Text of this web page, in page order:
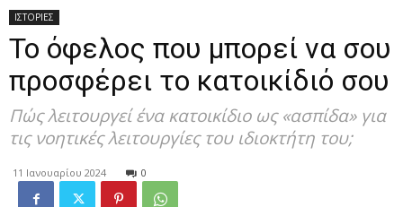
ΙΣΤΟΡΙΕΣ
Το όφελος που μπορεί να σου
προσφέρει το κατοικίδιό σου
Πώς λειτουργεί ένα κατοικίδιο ως «ασπίδα» για
τις νοητικές λειτουργίες του ιδιοκτήτη του;
11 Ιανουαρίου 2024 0